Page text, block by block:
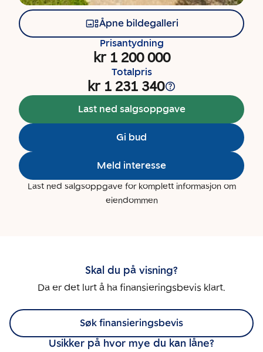
Åpne bildegalleri
Prisantydning
kr 1 200 000
Totalpris
kr 1 231 340
Last ned salgsoppgave
Gi bud
Meld interesse
Last ned salgsoppgave for komplett informasjon om
eiendommen
Skal du på visning?
Da er det lurt å ha finansieringsbevis klart.
Søk finansieringsbevis
Usikker på hvor mye du kan låne?